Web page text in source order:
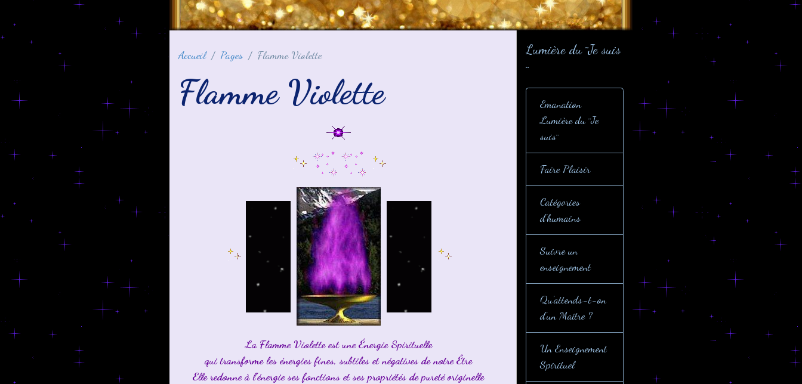
Accueil Pages Flamme Violette
Flamme Violette
La Flamme Violette est une Énergie Spirituelle
qui transforme les énergies fines, subtiles et négatives de notre Être
Elle redonne à l'énergie ses fonctions et ses propriétés de pureté originelle
Lumière du ¨Je suis
¨
Emanation
Lumière du ¨Je
suis¨
Faire Plaisir
Catégories
d'humains
Suivre un
enseignement
Qu'attends-t-on
d'un Maître ?
Un Enseignement
Spirituel